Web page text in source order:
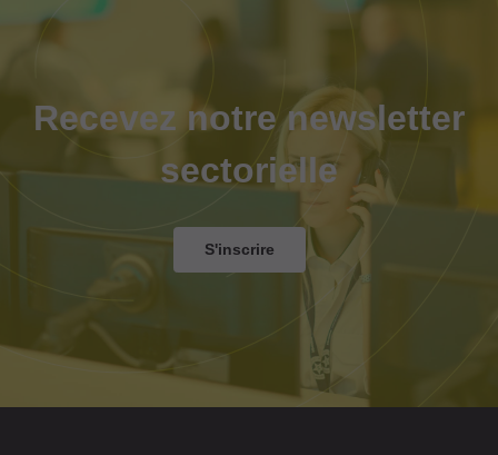
Recevez notre newsletter
sectorielle
S'inscrire